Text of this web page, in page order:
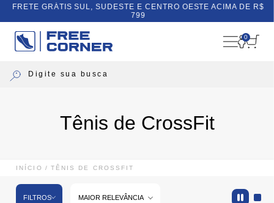
FRETE GRÁTIS SUL, SUDESTE E CENTRO OESTE ACIMA DE R$
799
0
Tênis de CrossFit
INÍCIO TÊNIS DE CROSSFIT
FILTROS MAIOR RELEVÂNCIA